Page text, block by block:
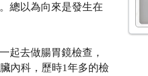
總以為向來是發生在
起去做腸胃鏡檢查，
內科，歷時1年多的檢